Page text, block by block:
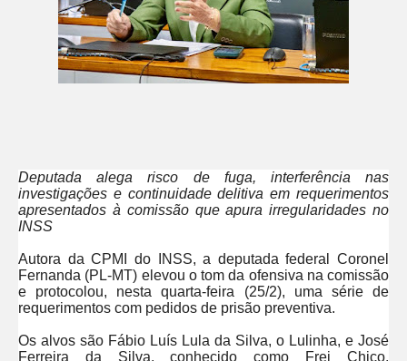
Deputada alega risco de fuga, interferência nas
investigações e continuidade delitiva em requerimentos
apresentados à comissão que apura irregularidades no
INSS
Autora da CPMI do INSS, a deputada federal Coronel
Fernanda (PL-MT) elevou o tom da ofensiva na comissão
e protocolou, nesta quarta-feira (25/2), uma série de
requerimentos com pedidos de prisão preventiva.
Os alvos são Fábio Luís Lula da Silva, o Lulinha, e José
Ferreira da Silva, conhecido como Frei Chico,